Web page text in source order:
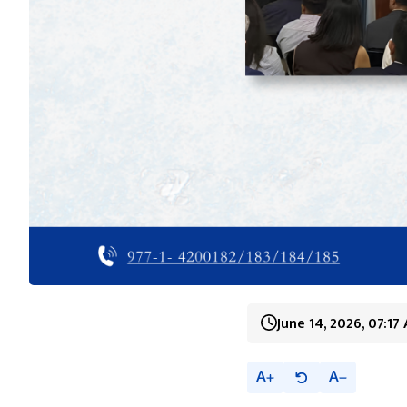
June 14, 2026, 07:17
A A